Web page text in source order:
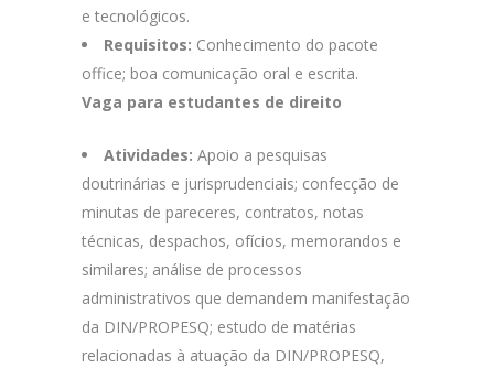
e tecnológicos.
Requisitos: Conhecimento do pacote
office; boa comunicação oral e escrita.
Vaga para estudantes de direito
Atividades: Apoio a pesquisas
doutrinárias e jurisprudenciais; confecção de
minutas de pareceres, contratos, notas
técnicas, despachos, ofícios, memorandos e
similares; análise de processos
administrativos que demandem manifestação
da DIN/PROPESQ; estudo de matérias
relacionadas à atuação da DIN/PROPESQ,